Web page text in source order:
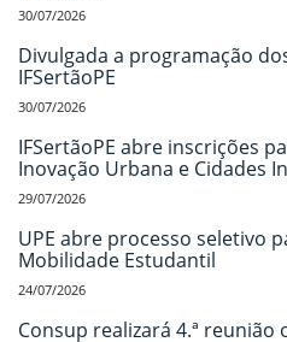
30/07/2026
Divulgada a programação
IFSertãoPE
30/07/2026
IFSertãoPE abre inscrições
Inovação Urbana e Cidades
29/07/2026
UPE abre processo seletivo
Mobilidade Estudantil
24/07/2026
Consup realizará 4.ª reunião